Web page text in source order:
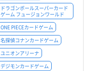
ドラゴンボールスーパーカード
ゲーム フュージョンワールド
ONE PIECEカードゲーム
名探偵コナンカードゲーム
ユニオンアリーナ
デジモンカードゲーム